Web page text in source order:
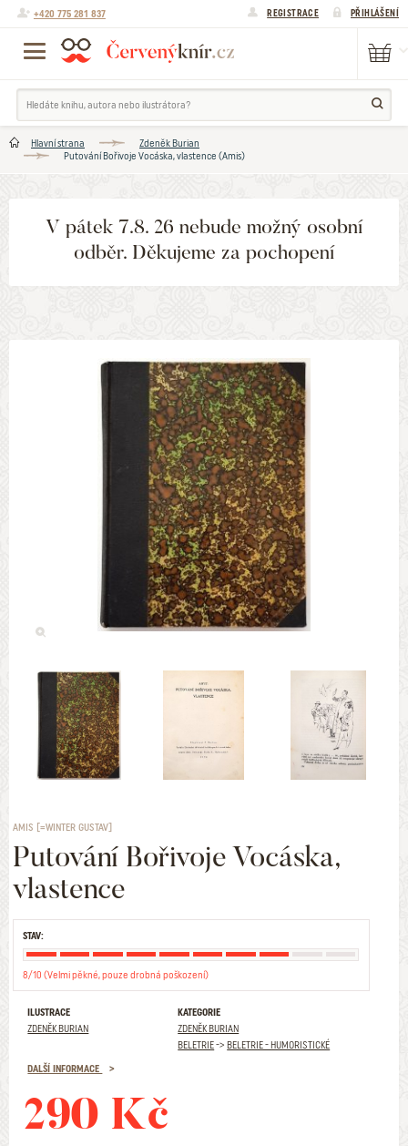
+420 775 281 837 REGISTRACE PŘIHLÁŠENÍ
Hlavní strana
Zdeněk Burian
Putování Bořivoje Vocáska, vlastence (Amis)
V pátek 7.8. 26 nebude možný osobní
odběr. Děkujeme za pochopení
AMIS [=WINTER GUSTAV]
Putování Bořivoje Vocáska,
vlastence
STAV:
8/10 (Velmi pěkné, pouze drobná poškození)
ILUSTRACE
ZDENĚK BURIAN
KATEGORIE
ZDENĚK BURIAN
BELETRIE->BELETRIE - HUMORISTICKÉ
DALŠÍ INFORMACE
290 Kč